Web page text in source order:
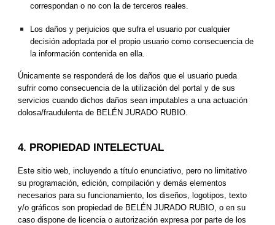
correspondan o no con la de terceros reales.
Los daños y perjuicios que sufra el usuario por cualquier
decisión adoptada por el propio usuario como consecuencia de
la información contenida en ella.
Únicamente se responderá de los daños que el usuario pueda
sufrir como consecuencia de la utilización del portal y de sus
servicios cuando dichos daños sean imputables a una actuación
dolosa/fraudulenta de BELÉN JURADO RUBIO.
4. PROPIEDAD INTELECTUAL
Este sitio web, incluyendo a título enunciativo, pero no limitativo
su programación, edición, compilación y demás elementos
necesarios para su funcionamiento, los diseños, logotipos, texto
y/o gráficos son propiedad de BELÉN JURADO RUBIO, o en su
caso dispone de licencia o autorización expresa por parte de los